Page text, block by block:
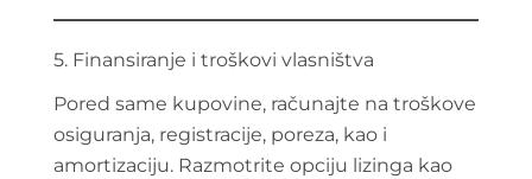
5. Finansiranje i troškovi vlasništva
Pored same kupovine, računajte na troškove
osiguranja, registracije, poreza, kao i
amortizaciju. Razmotrite opciju lizinga kao